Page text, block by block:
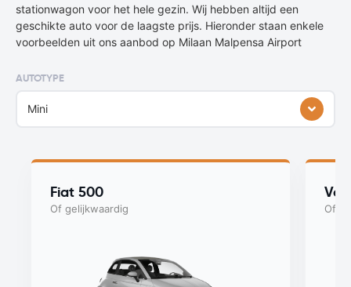
stationwagon voor het hele gezin. Wij hebben altijd een
geschikte auto voor de laagste prijs. Hieronder staan enkele
voorbeelden uit ons aanbod op Milaan Malpensa Airport
AUTOTYPE
Mini
Fiat 500
Of gelijkwaardig Of